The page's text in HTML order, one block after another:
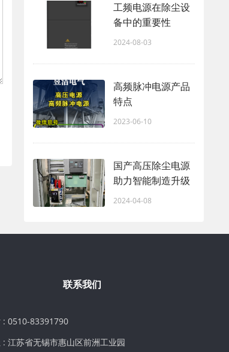
工频电源在除尘设
备中的重要性
2024-08-03
高频脉冲电源产品
特点
2023-06-10
国产高压除尘电源
助力智能制造升级
2024-04-08
联系我们
: 0510-83391790
: 江苏省无锡市惠山区前洲工业园